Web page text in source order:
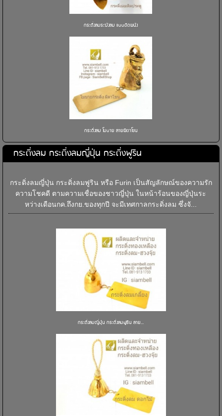
กระดิ่งลมระฆังลม แบบติดผนัง
กระดิ่งลม โมบาย ลายผีตาโขน
กระดิ่งลม กระดิ่งลมญี่ปุ่น กระดิ่งฟูริน
กระดิ่งลมญี่ปุ่น กระดิ่งลมฟูริน หรือ Furin เป็นสัญลักษณ์ของความรัก
ความโชคดี ตามความเชื่อของชาวญี่ปุ่น ในหน้าร้อนของญี่ปุ่นระ
หว่างเดือนกค.ถึงกย.ของทุกปี จะมีเทศกาลกระดิ่งลม ซึ่งจั...
กระดิ่งลมญี่ปุ่น กระดิ่งลมฟูริน ลาย...